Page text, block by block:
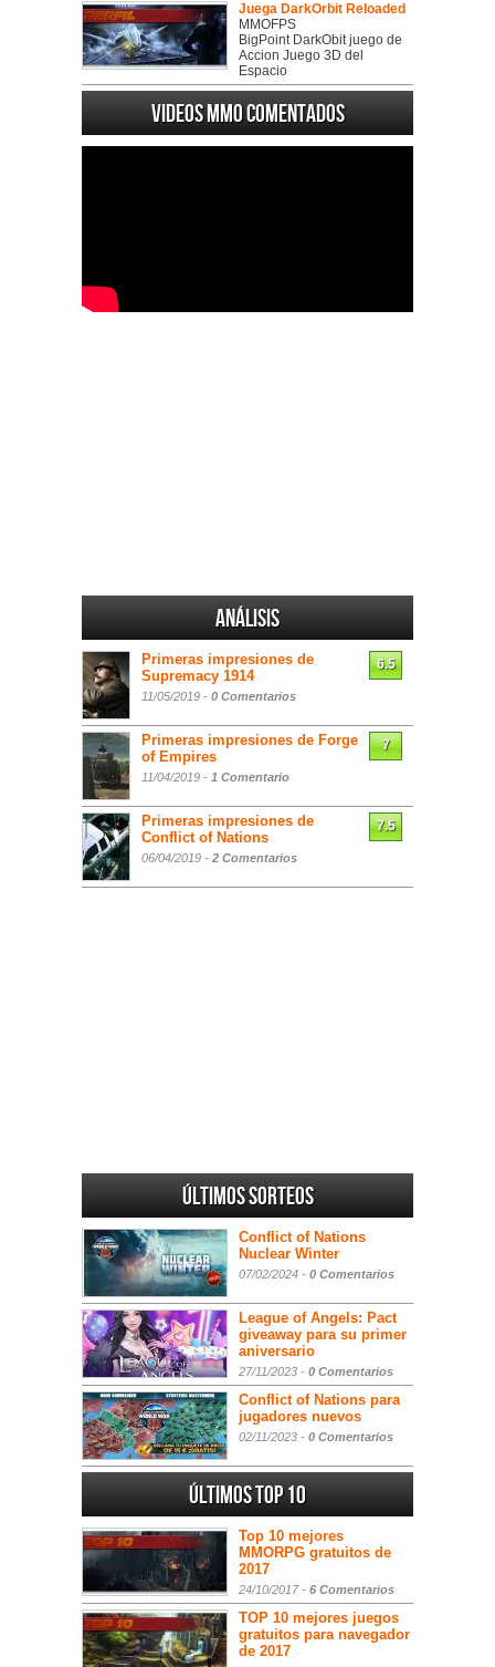
Juega DarkOrbit Reloaded
MMOFPS
BigPoint DarkObit juego de
Accion Juego 3D del
Espacio
Videos MMO Comentados
Análisis
Primeras impresiones de
Supremacy 1914
11/05/2019 - 0 Comentarios
6.5
Primeras impresiones de Forge
of Empires
11/04/2019 - 1 Comentario
7
Primeras impresiones de
Conflict of Nations
06/04/2019 - 2 Comentarios
7.5
Últimos sorteos
Conflict of Nations
Nuclear Winter
07/02/2024 - 0 Comentarios
League of Angels: Pact
giveaway para su primer
aniversario
27/11/2023 - 0 Comentarios
Conflict of Nations para
jugadores nuevos
02/11/2023 - 0 Comentarios
Últimos Top 10
Top 10 mejores
MMORPG gratuitos de
2017
24/10/2017 - 6 Comentarios
TOP 10 mejores juegos
gratuitos para navegador
de 2017